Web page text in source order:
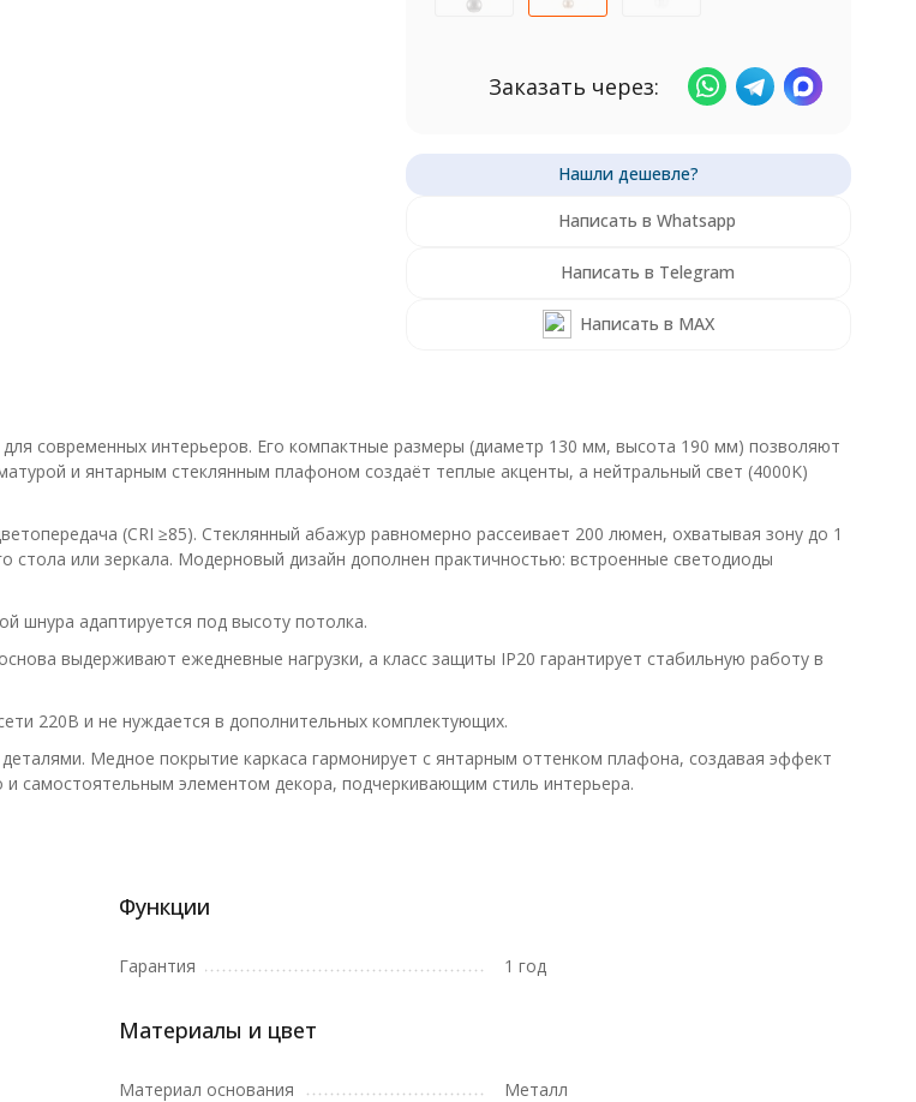
Заказать через:
Написать в Whatsapp
Написать в Telegram
Написать в MAX
современных интерьеров. Его компактные размеры (диаметр 130 мм, высота 190 мм) позволяют
и янтарным стеклянным плафоном создаёт теплые акценты, а нейтральный свет (4000K)
(CRI ≥85). Стеклянный абажур равномерно рассеивает 200 люмен, охватывая зону до 1
или зеркала. Модерновый дизайн дополнен практичностью: встроенные светодиоды
шнура адаптируется под высоту потолка.
выдерживают ежедневные нагрузки, а класс защиты IP20 гарантирует стабильную работу в
220В и не нуждается в дополнительных комплектующих.
Медное покрытие каркаса гармонирует с янтарным оттенком плафона, создавая эффект
и самостоятельным элементом декора, подчеркивающим стиль интерьера.
Функции
Гарантия 1 год
Материалы и цвет
Материал основания
Металл